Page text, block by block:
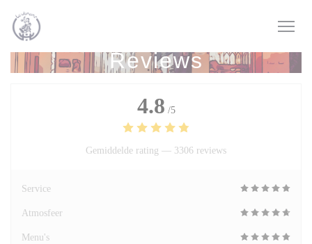
Cookies beheer paneel
Reviews
4.8 /5
Gemiddelde rating — 3306 reviews
Service
Atmosfeer
Menu's